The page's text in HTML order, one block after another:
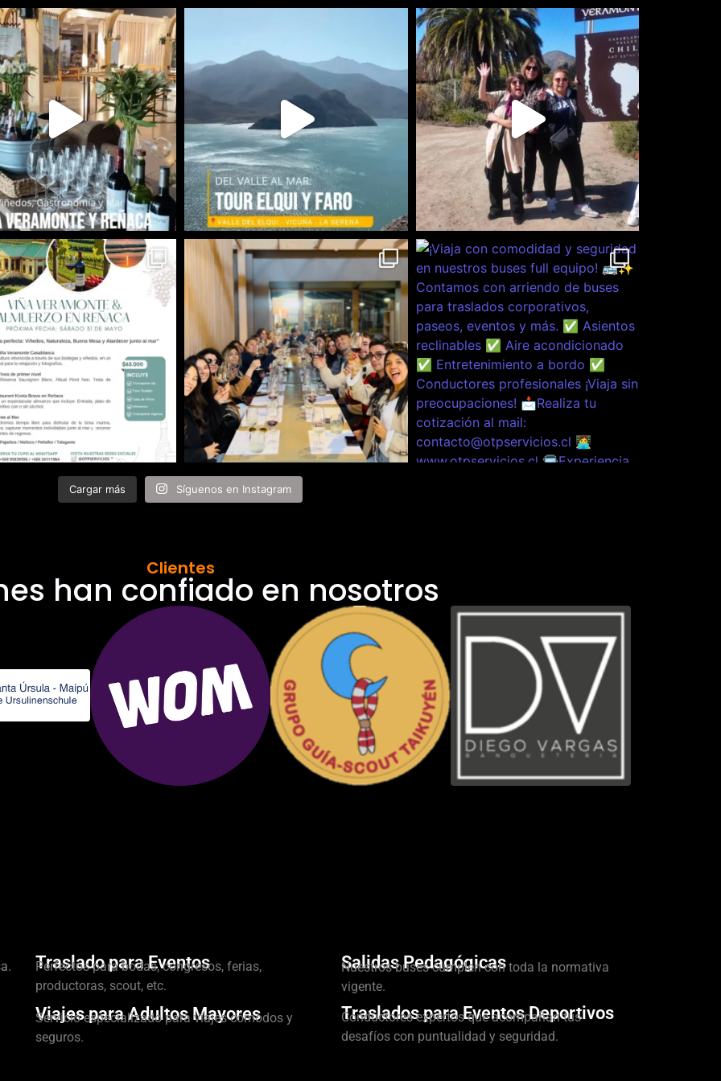
Cargar más Síguenos en Instagram
Clientes
han confiado en nosotros
Traslado para Eventos
Perfectos para bodas, congresos, ferias,
productoras, scout, etc.
Salidas Pedagógicas
Nuestros buses cumplen con toda la normativa
vigente.
Viajes para Adultos Mayores
Servicio especializado para viajes cómodos y
seguros.
Traslados para Eventos Deportivos
Conductores expertos que acompañan tus
desafíos con puntualidad y seguridad.